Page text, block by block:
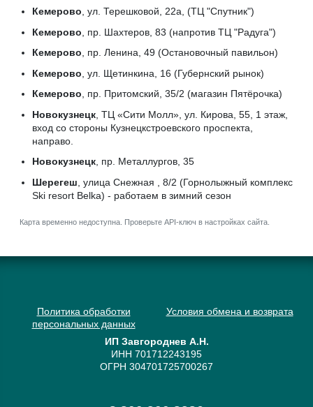
Кемерово, ул. Терешковой, 22а, (ТЦ "Спутник")
Кемерово , пр. Шахтеров, 83 (напротив ТЦ "Радуга")
Кемерово, пр. Ленина, 49 (Остановочный павильон)
Кемерово , ул. Щетинкина, 16 (Губернский рынок)
Кемерово, пр. Притомский, 35/2 (магазин Пятёрочка)
Новокузнецк, ТЦ «Сити Молл», ул. Кирова, 55, 1 этаж,
вход со стороны Кузнецкстроевского проспекта,
направо.
Новокузнецк, пр. Металлургов, 35
Шерегеш , улица Снежная , 8/2 (Горнолыжный комплекс
Ski resort Belka) - работаем в зимний сезон
Карта временно недоступна. Проверьте API-ключ в настройках сайта.
Политика обработки
персональных данных
Условия обмена и возврата
ИП Завгороднев А.Н.
ИНН 701712243195
ОГРН 304701725700267